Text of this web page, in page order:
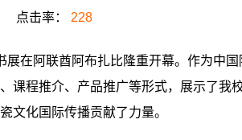
击率： 228
展在阿联酋阿布扎比隆重开幕。作为中
课程推介、产品推广等形式，展示了我
文化国际传播贡献了力量。